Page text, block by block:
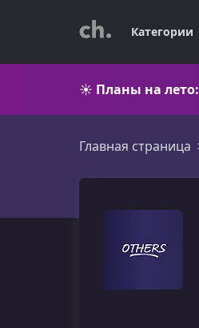
Категории
☀️ Планы на лето:
Главная страница